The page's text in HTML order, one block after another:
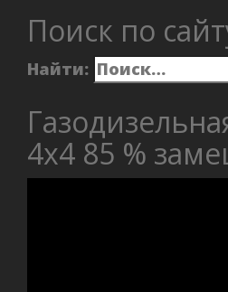
Поиск по
Найти:
4х4 85 %